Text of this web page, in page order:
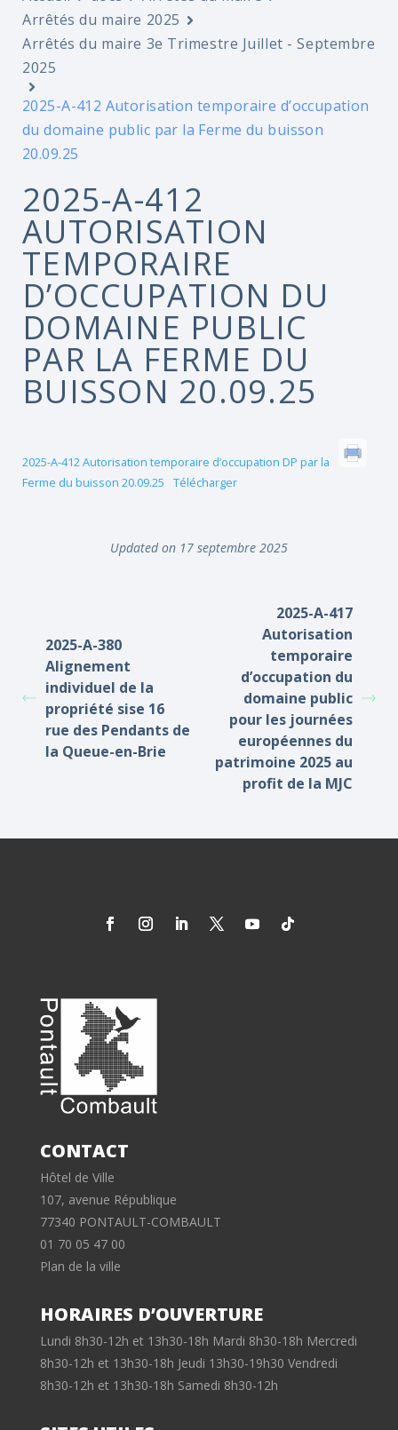
Arrêtés du maire 2025
Arrêtés du maire 3e Trimestre Juillet - Septembre
2025
2025-A-412 Autorisation temporaire d’occupation
du domaine public par la Ferme du buisson
20.09.25
2025-A-412
AUTORISATION
TEMPORAIRE
D’OCCUPATION DU
DOMAINE PUBLIC
PAR LA FERME DU
BUISSON 20.09.25
2025-A-412 Autorisation temporaire d’occupation DP par la
Ferme du buisson 20.09.25
Télécharger
Updated on 17 septembre 2025
2025-A-380
Alignement
individuel de la
propriété sise 16
rue des Pendants de
la Queue-en-Brie
2025-A-417
Autorisation
temporaire
d’occupation du
domaine public
pour les journées
européennes du
patrimoine 2025 au
profit de la MJC
CONTACT
Hôtel de Ville
107, avenue République
77340 PONTAULT-COMBAULT
01 70 05 47 00
Plan de la ville
HORAIRES D’OUVERTURE
Lundi 8h30-12h et 13h30-18h Mardi 8h30-18h Mercredi
8h30-12h et 13h30-18h Jeudi 13h30-19h30 Vendredi
8h30-12h et 13h30-18h Samedi 8h30-12h